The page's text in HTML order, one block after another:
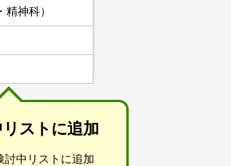
神科）
ストに追加
討中リストに追加